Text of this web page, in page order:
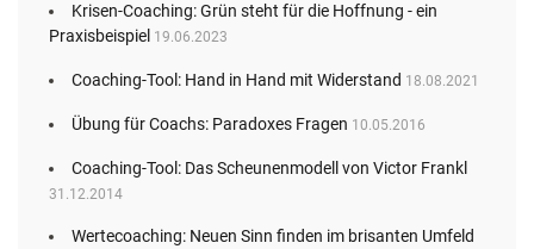
Krisen-Coaching: Grün steht für die Hoffnung - ein
Praxisbeispiel 19.06.2023
Coaching-Tool: Hand in Hand mit Widerstand 18.08.2021
Übung für Coachs: Paradoxes Fragen 10.05.2016
Coaching-Tool: Das Scheunenmodell von Victor Frankl
31.12.2014
Wertecoaching: Neuen Sinn finden im brisanten Umfeld